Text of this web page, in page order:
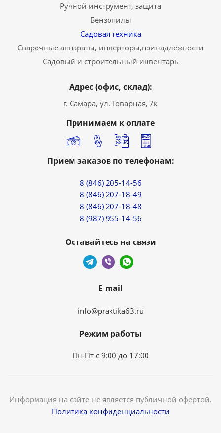
Ручной инструмент, защита
Бензопилы
Садовая техника
Сварочные аппараты, инверторы,принадлежности
Садовый и строительный инвентарь
Адрес (офис, склад):
г. Самара, ул. Товарная, 7к
Принимаем к оплате
Прием заказов по телефонам:
8 (846) 205-14-56
8 (846) 207-18-49
8 (846) 207-18-48
8 (987) 955-14-56
Оставайтесь на связи
E-mail
info@praktika63.ru
Режим работы
Пн-Пт с 9:00 до 17:00
Информация на сайте не является публичной офертой.
Политика конфиденциальности